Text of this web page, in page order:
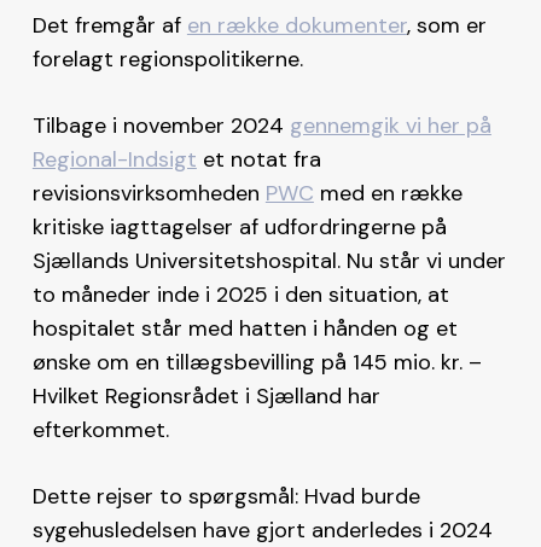
Det fremgår af en række dokumenter, som er
forelagt regionspolitikerne.
Tilbage i november 2024 gennemgik vi her på
Regional-Indsigt et notat fra
revisionsvirksomheden PWC med en række
kritiske iagttagelser af udfordringerne på
Sjællands Universitetshospital. Nu står vi under
to måneder inde i 2025 i den situation, at
hospitalet står med hatten i hånden og et
ønske om en tillægsbevilling på 145 mio. kr. –
Hvilket Regionsrådet i Sjælland har
efterkommet.
Dette rejser to spørgsmål: Hvad burde
sygehusledelsen have gjort anderledes i 2024